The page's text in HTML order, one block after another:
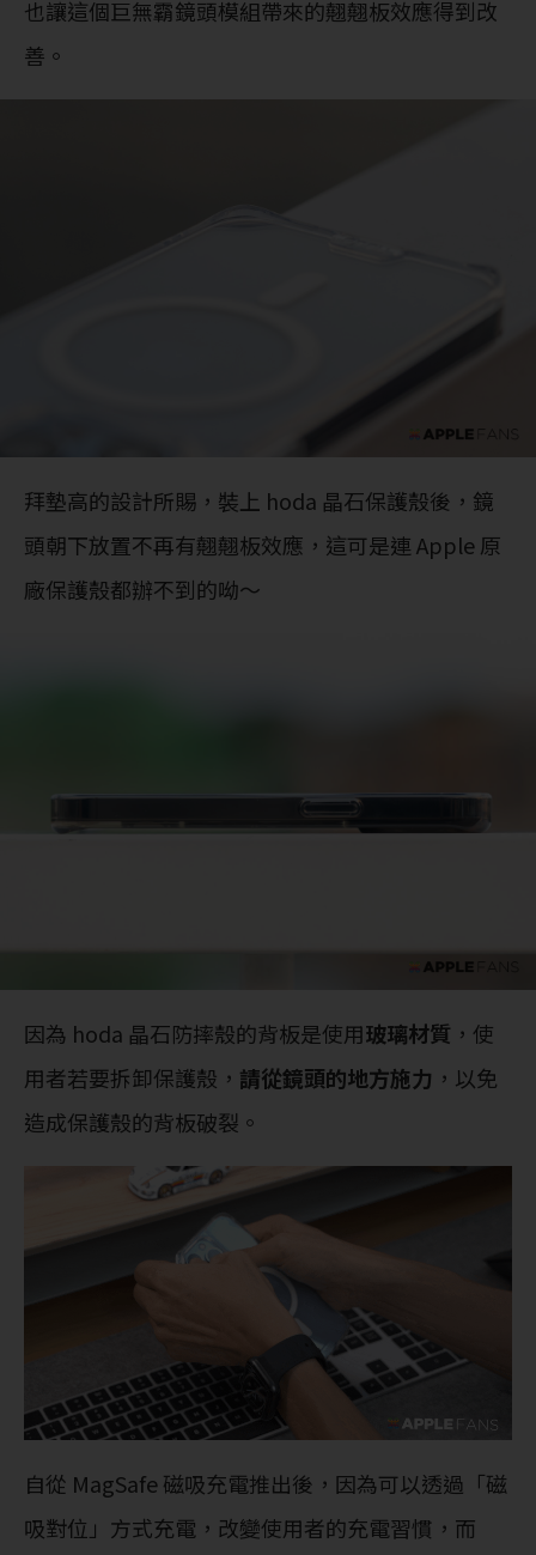
也讓這個巨無霸鏡頭模組帶來的翹翹板效應得到改
善。
拜墊高的設計所賜，裝上 hoda 晶石保護殼後，鏡
頭朝下放置不再有翹翹板效應，這可是連 Apple 原
廠保護殼都辦不到的呦～
因為 hoda 晶石防摔殼的背板是使用玻璃材質 ，使
用者若要拆卸保護殼， 請從鏡頭的地方施力 ，以免
造成保護殼的背板破裂。
自從 MagSafe 磁吸充電推出後，因為可以透過「磁
吸對位」方式充電，改變使用者的充電習慣，而